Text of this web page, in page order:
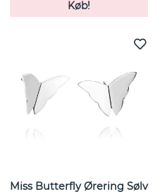
Køb!
Miss Butterfly Ørering Sølv